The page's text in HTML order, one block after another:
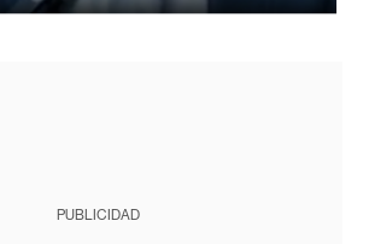
PUBLICIDAD